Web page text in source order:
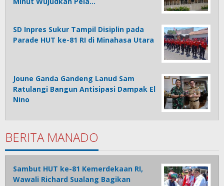
SD Inpres Sukur Tampil Disiplin pada
Parade HUT ke-81 RI di Minahasa Utara
Joune Ganda Gandeng Lanud Sam
Ratulangi Bangun Antisipasi Dampak El
Nino
BERITA MANADO
Sambut HUT ke-81 Kemerdekaan RI,
Wawali Richard Sualang Bagikan